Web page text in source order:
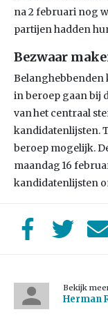
na 2 februari nog
partijen hadden
Bezwaar
Belanghebbenden
in beroep gaan bij
van het centraal
kandidatenlijsten.
beroep mogelijk.
maandag 16
kandidatenlijsten
Bekijk
Herman